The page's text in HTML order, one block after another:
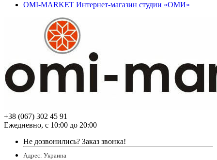
OMI-MARKET Интернет-магазин студии «ОМИ»
+38 (067) 302 45 91
Ежедневно, с 10:00 до 20:00
Не дозвонились? Заказ звонка!
Адрес: Украина